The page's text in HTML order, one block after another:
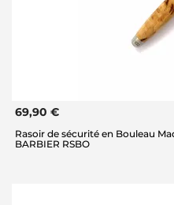
69,90 €
Rasoir de sécurité en Bouleau
BARBIER RSBO